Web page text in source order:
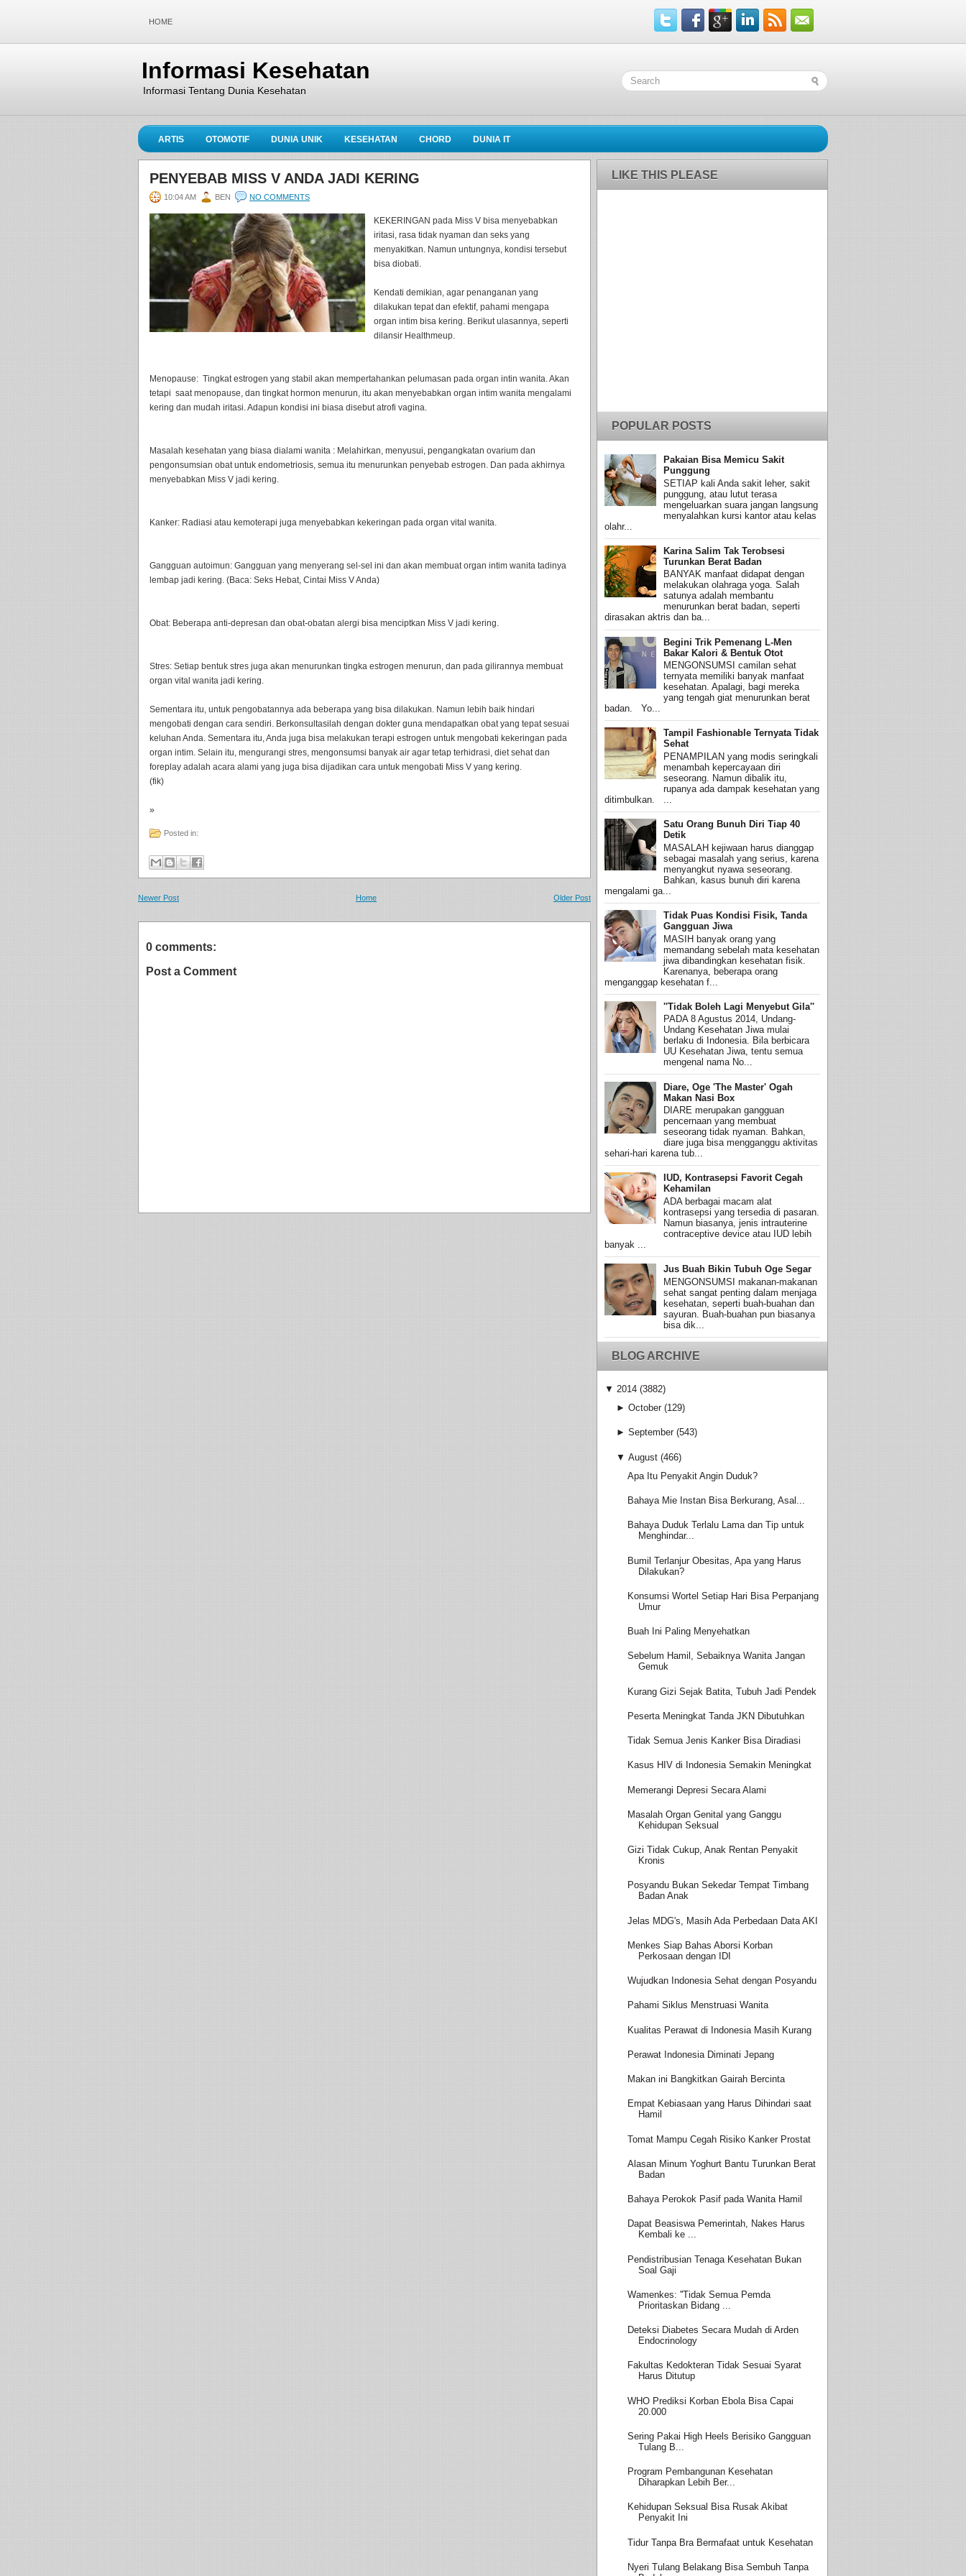
HOME
Informasi Kesehatan
Informasi Tentang Dunia Kesehatan
ARTIS OTOMOTIF DUNIA UNIK KESEHATAN CHORD DUNIA IT
PENYEBAB MISS V ANDA JADI KERING
10:04 AM BEN NO COMMENTS
KEKERINGAN pada Miss V bisa menyebabkan
iritasi, rasa tidak nyaman dan seks yang
menyakitkan. Namun untungnya, kondisi tersebut
bisa diobati.
Kendati demikian, agar penanganan yang
dilakukan tepat dan efektif, pahami mengapa
organ intim bisa kering. Berikut ulasannya, seperti
dilansir Healthmeup.
Menopause: Tingkat estrogen yang stabil akan mempertahankan pelumasan pada organ intin wanita. Akan
tetapi saat menopause, dan tingkat hormon menurun, itu akan menyebabkan organ intim wanita mengalami
kering dan mudah iritasi. Adapun kondisi ini biasa disebut atrofi vagina.
Masalah kesehatan yang biasa dialami wanita : Melahirkan, menyusui, pengangkatan ovarium dan
pengonsumsian obat untuk endometriosis, semua itu menurunkan penyebab estrogen. Dan pada akhirnya
menyebabkan Miss V jadi kering.
Kanker: Radiasi atau kemoterapi juga menyebabkan kekeringan pada organ vital wanita.
Gangguan autoimun: Gangguan yang menyerang sel-sel ini dan akan membuat organ intim wanita tadinya
lembap jadi kering. (Baca: Seks Hebat, Cintai Miss V Anda)
Obat: Beberapa anti-depresan dan obat-obatan alergi bisa menciptkan Miss V jadi kering.
Stres: Setiap bentuk stres juga akan menurunkan tingka estrogen menurun, dan pada gilirannya membuat
organ vital wanita jadi kering.
Sementara itu, untuk pengobatannya ada beberapa yang bisa dilakukan. Namun lebih baik hindari
mengobati dengan cara sendiri. Berkonsultasilah dengan dokter guna mendapatkan obat yang tepat sesuai
keluhan Anda. Sementara itu, Anda juga bisa melakukan terapi estrogen untuk mengobati kekeringan pada
organ intim. Selain itu, mengurangi stres, mengonsumsi banyak air agar tetap terhidrasi, diet sehat dan
foreplay adalah acara alami yang juga bisa dijadikan cara untuk mengobati Miss V yang kering.
(fik)
»
Posted in:
Newer Post Older Post
Home
0 comments:
Post a Comment
LIKE THIS PLEASE
POPULAR POSTS
Pakaian Bisa Memicu Sakit
Punggung
SETIAP kali Anda sakit leher, sakit
punggung, atau lutut terasa
mengeluarkan suara jangan langsung
menyalahkan kursi kantor atau kelas
olahr...
Karina Salim Tak Terobsesi
Turunkan Berat Badan
BANYAK manfaat didapat dengan
melakukan olahraga yoga. Salah
satunya adalah membantu
menurunkan berat badan, seperti
dirasakan aktris dan ba...
Begini Trik Pemenang L-Men
Bakar Kalori & Bentuk Otot
MENGONSUMSI camilan sehat
ternyata memiliki banyak manfaat
kesehatan. Apalagi, bagi mereka
yang tengah giat menurunkan berat
badan. Yo...
Tampil Fashionable Ternyata Tidak
Sehat
PENAMPILAN yang modis seringkali
menambah kepercayaan diri
seseorang. Namun dibalik itu,
rupanya ada dampak kesehatan yang
ditimbulkan. ...
Satu Orang Bunuh Diri Tiap 40
Detik
MASALAH kejiwaan harus dianggap
sebagai masalah yang serius, karena
menyangkut nyawa seseorang.
Bahkan, kasus bunuh diri karena
mengalami ga...
Tidak Puas Kondisi Fisik, Tanda
Gangguan Jiwa
MASIH banyak orang yang
memandang sebelah mata kesehatan
jiwa dibandingkan kesehatan fisik.
Karenanya, beberapa orang
menganggap kesehatan f...
''Tidak Boleh Lagi Menyebut Gila''
PADA 8 Agustus 2014, Undang-
Undang Kesehatan Jiwa mulai
berlaku di Indonesia. Bila berbicara
UU Kesehatan Jiwa, tentu semua
mengenal nama No...
Diare, Oge 'The Master' Ogah
Makan Nasi Box
DIARE merupakan gangguan
pencernaan yang membuat
seseorang tidak nyaman. Bahkan,
diare juga bisa mengganggu aktivitas
sehari-hari karena tub...
IUD, Kontrasepsi Favorit Cegah
Kehamilan
ADA berbagai macam alat
kontrasepsi yang tersedia di pasaran.
Namun biasanya, jenis intrauterine
contraceptive device atau IUD lebih
banyak ...
Jus Buah Bikin Tubuh Oge Segar
MENGONSUMSI makanan-makanan
sehat sangat penting dalam menjaga
kesehatan, seperti buah-buahan dan
sayuran. Buah-buahan pun biasanya
bisa dik...
BLOG ARCHIVE
▼ 2014 (3882)
► October (129)
► September (543)
▼ August (466)
Apa Itu Penyakit Angin Duduk?
Bahaya Mie Instan Bisa Berkurang, Asal...
Bahaya Duduk Terlalu Lama dan Tip untuk
Menghindar...
Bumil Terlanjur Obesitas, Apa yang Harus
Dilakukan?
Konsumsi Wortel Setiap Hari Bisa Perpanjang
Umur
Buah Ini Paling Menyehatkan
Sebelum Hamil, Sebaiknya Wanita Jangan
Gemuk
Kurang Gizi Sejak Batita, Tubuh Jadi Pendek
Peserta Meningkat Tanda JKN Dibutuhkan
Tidak Semua Jenis Kanker Bisa Diradiasi
Kasus HIV di Indonesia Semakin Meningkat
Memerangi Depresi Secara Alami
Masalah Organ Genital yang Ganggu
Kehidupan Seksual
Gizi Tidak Cukup, Anak Rentan Penyakit
Kronis
Posyandu Bukan Sekedar Tempat Timbang
Badan Anak
Jelas MDG's, Masih Ada Perbedaan Data AKI
Menkes Siap Bahas Aborsi Korban
Perkosaan dengan IDI
Wujudkan Indonesia Sehat dengan Posyandu
Pahami Siklus Menstruasi Wanita
Kualitas Perawat di Indonesia Masih Kurang
Perawat Indonesia Diminati Jepang
Makan ini Bangkitkan Gairah Bercinta
Empat Kebiasaan yang Harus Dihindari saat
Hamil
Tomat Mampu Cegah Risiko Kanker Prostat
Alasan Minum Yoghurt Bantu Turunkan Berat
Badan
Bahaya Perokok Pasif pada Wanita Hamil
Dapat Beasiswa Pemerintah, Nakes Harus
Kembali ke ...
Pendistribusian Tenaga Kesehatan Bukan
Soal Gaji
Wamenkes: ''Tidak Semua Pemda
Prioritaskan Bidang ...
Deteksi Diabetes Secara Mudah di Arden
Endocrinology
Fakultas Kedokteran Tidak Sesuai Syarat
Harus Ditutup
WHO Prediksi Korban Ebola Bisa Capai
20.000
Sering Pakai High Heels Berisiko Gangguan
Tulang B...
Program Pembangunan Kesehatan
Diharapkan Lebih Ber...
Kehidupan Seksual Bisa Rusak Akibat
Penyakit Ini
Tidur Tanpa Bra Bermafaat untuk Kesehatan
Nyeri Tulang Belakang Bisa Sembuh Tanpa